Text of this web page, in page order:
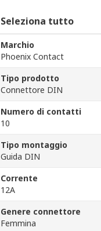
Seleziona tutto
Marchio
Phoenix Contact
Tipo prodotto
Connettore DIN
Numero di contatti
10
Tipo montaggio
Guida DIN
Corrente
12A
Genere connettore
Femmina